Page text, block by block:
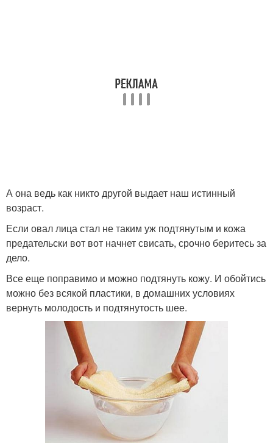
А она ведь как никто другой выдает наш истинный
возраст.
Если овал лица стал не таким уж подтянутым и кожа
предательски вот вот начнет свисать, срочно беритесь за
дело.
Все еще поправимо и можно подтянуть кожу. И обойтись
можно без всякой пластики, в домашних условиях
вернуть молодость и подтянутость шее.